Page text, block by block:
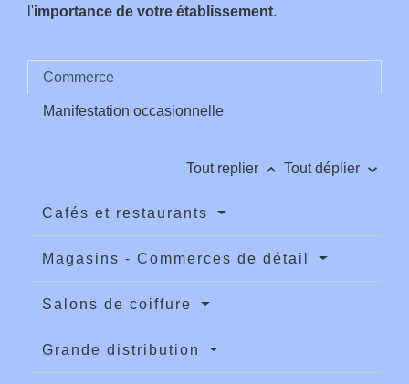
l'importance de votre établissement.
Commerce
Manifestation occasionnelle
Tout replier keyboard_arrow_up Tout déplier keyboard_arrow_down
Cafés et restaurants
Magasins - Commerces de détail
Salons de coiffure
Grande distribution